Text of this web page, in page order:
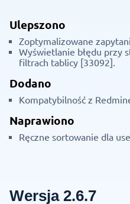
Ulepszono
Zoptymalizowane
Wyświetlanie błędu przy
filtrach tablicy [33092].
Dodano
Kompatybilność z
Naprawiono
Ręczne sortowanie dla
Wersja 2.6.7